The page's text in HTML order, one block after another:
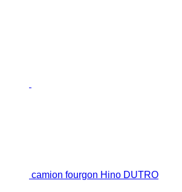
camion fourgon Hino DUTRO